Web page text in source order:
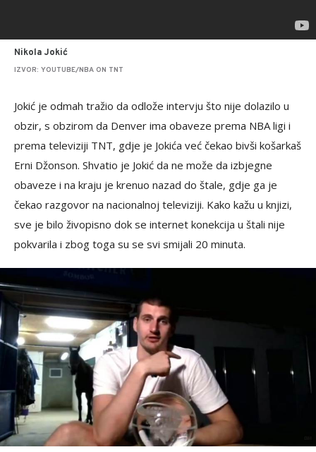
Nikola Jokić
IZVOR: YOUTUBE/NBA ON TNT
Jokić je odmah tražio da odlože intervju što nije dolazilo u
obzir, s obzirom da Denver ima obaveze prema NBA ligi i
prema televiziji TNT, gdje je Jokića već čekao bivši košarkaš
Erni Džonson. Shvatio je Jokić da ne može da izbjegne
obaveze i na kraju je krenuo nazad do štale, gdje ga je
čekao razgovor na nacionalnoj televiziji. Kako kažu u knjizi,
sve je bilo živopisno dok se internet konekcija u štali nije
pokvarila i zbog toga su se svi smijali 20 minuta.